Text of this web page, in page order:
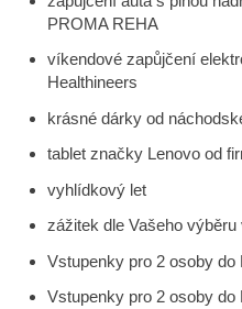
PROMA REHA
víkendové zapůjčení
Healthineers
krásné dárky od
tablet značky Lenovo od
vyhlídkový let
zážitek dle Vašeho výběru
Vstupenky pro 2 osoby
Vstupenky pro 2 osoby